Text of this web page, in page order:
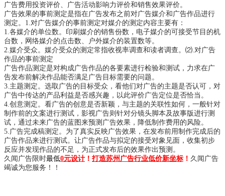
广告费用投资评价、广告活动影响力评价和销售效果评价。
广告效果的事前测定是指在广告发布之前对广告媒介和广告作品进行
测定。1.对广告媒介的事前测定对媒介的测定内容主要有：
1.各媒介的单位数。印刷媒介的销售份数，电子媒介的可接受节目的机
台数，网络媒介的点击数、户外媒介的装置数等。
2.媒介受众。媒介受众的测定常指收视率调查和读者调查。⑵.对广告
作品的事前测定
广告作品测定是对构成广告作品的各要素进行检验和测试，力求在广
告发布前解决作品能否满足广告目标需要的问题。
3.主题测定。选取广告的目标受众，看他们对广告的主题是否认可，对
广告中传达的产品利益是否感兴趣，以此评价广告定位是否恰当。
4.创意测定。看广告的创意是否新颖，与主题的关联性如何，一般针对
制作前的文案进行测试，影视广告则针对分镜头脚本及故事版进行测
试，通过未来广告的蓝图来预测广告效果，降低制作费用的风险。
5.广告完成稿测定。为了真实反映广告效果，在发布前用制作完成后的
广告作品来进行测试。让广告作品与拟定的接受对象见面，收集初步
反应并发现作品的不足，为正式发布后的效果作出预测。
久闻广告限时最低0元设计 ！ 打造苏州广告行业低价新坐标 ！ 久闻广告
竭诚为您服务！！